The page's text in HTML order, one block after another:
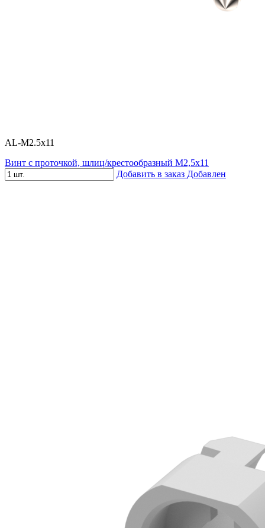
AL-M2.5x11
Винт с проточкой, шлиц/крестообразный М2,5х11
Добавить в заказ Добавлен